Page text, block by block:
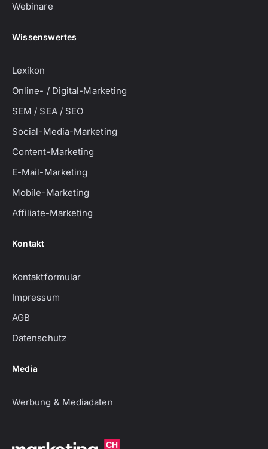
Webinare
Wissenswertes
Lexikon
Online- / Digital-Marketing
SEM / SEA / SEO
Social-Media-Marketing
Content-Marketing
E-Mail-Marketing
Mobile-Marketing
Affiliate-Marketing
Kontakt
Kontaktformular
Impressum
AGB
Datenschutz
Media
Werbung & Mediadaten